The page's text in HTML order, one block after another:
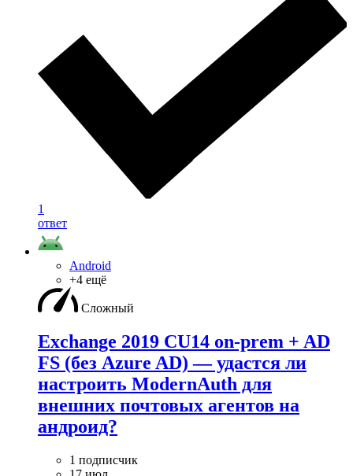
1
ответ
Android
+4 ещё
Сложный
Exchange 2019 CU14 on-prem + AD
FS (без Azure AD) — удаcтся ли
настроить ModernAuth для
внешних почтовых агентов на
андроид?
1 подписчик